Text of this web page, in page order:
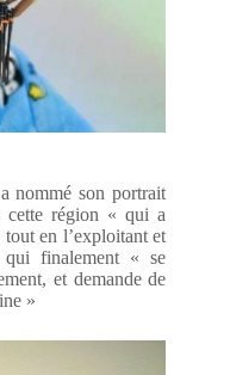
nommé son portrait
cette région « qui a
en l’exploitant et
finalement « se
et demande de
»